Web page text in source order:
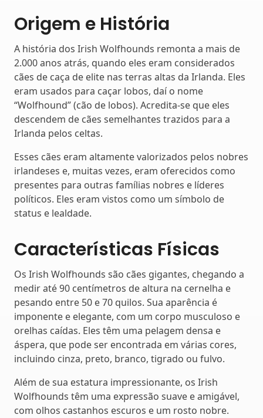
Origem e História
A história dos Irish Wolfhounds remonta a mais de
2.000 anos atrás, quando eles eram considerados
cães de caça de elite nas terras altas da Irlanda. Eles
eram usados ​​para caçar lobos, daí o nome
“Wolfhound” (cão de lobos). Acredita-se que eles
descendem de cães semelhantes trazidos para a
Irlanda pelos celtas.
Esses cães eram altamente valorizados pelos nobres
irlandeses e, muitas vezes, eram oferecidos como
presentes para outras famílias nobres e líderes
políticos. Eles eram vistos como um símbolo de
status e lealdade.
Características Físicas
Os Irish Wolfhounds são cães gigantes, chegando a
medir até 90 centímetros de altura na cernelha e
pesando entre 50 e 70 quilos. Sua aparência é
imponente e elegante, com um corpo musculoso e
orelhas caídas. Eles têm uma pelagem densa e
áspera, que pode ser encontrada em várias cores,
incluindo cinza, preto, branco, tigrado ou fulvo.
Além de sua estatura impressionante, os Irish
Wolfhounds têm uma expressão suave e amigável,
com olhos castanhos escuros e um rosto nobre.